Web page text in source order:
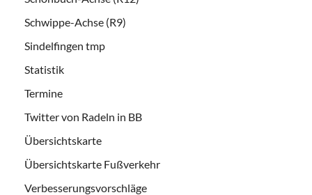
Schwippe-Achse (R9)
Sindelfingen tmp
Statistik
Termine
Twitter von Radeln in BB
Übersichtskarte
Übersichtskarte Fußverkehr
Verbesserungsvorschläge